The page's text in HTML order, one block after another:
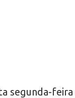
segunda-